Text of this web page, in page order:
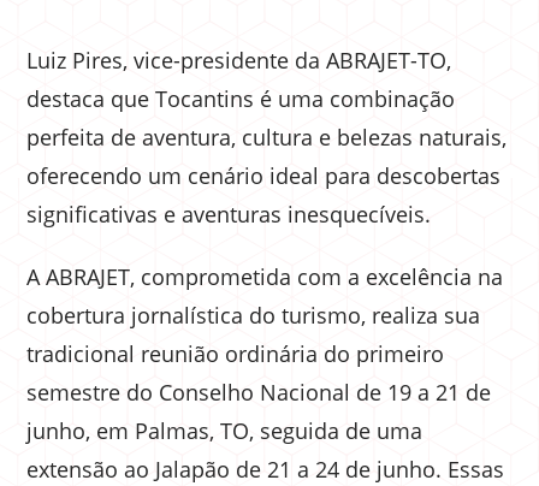
Luiz Pires, vice-presidente da ABRAJET-TO,
destaca que Tocantins é uma combinação
perfeita de aventura, cultura e belezas naturais,
oferecendo um cenário ideal para descobertas
significativas e aventuras inesquecíveis.
A ABRAJET, comprometida com a excelência na
cobertura jornalística do turismo, realiza sua
tradicional reunião ordinária do primeiro
semestre do Conselho Nacional de 19 a 21 de
junho, em Palmas, TO, seguida de uma
extensão ao Jalapão de 21 a 24 de junho. Essas